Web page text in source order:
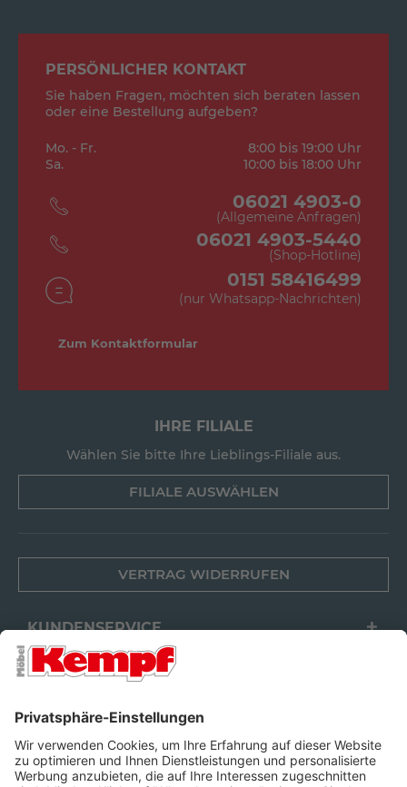
PERSÖNLICHER KONTAKT
Sie haben Fragen, möchten sich beraten lassen
oder eine Bestellung aufgeben?
Mo. - Fr.
8:00 bis 19:00 Uhr
Sa.
10:00 bis 18:00 Uhr
06021 4903-0
(Allgemeine Anfragen)
06021 4903-5440
(Shop-Hotline)
0151 58416499
(nur Whatsapp-Nachrichten)
Zum Kontaktformular
IHRE FILIALE
Wählen Sie bitte Ihre Lieblings-Filiale aus.
FILIALE AUSWÄHLEN
VERTRAG WIDERRUFEN
KUNDENSERVICE
FILIALEN
FOLGEN SIE UNS